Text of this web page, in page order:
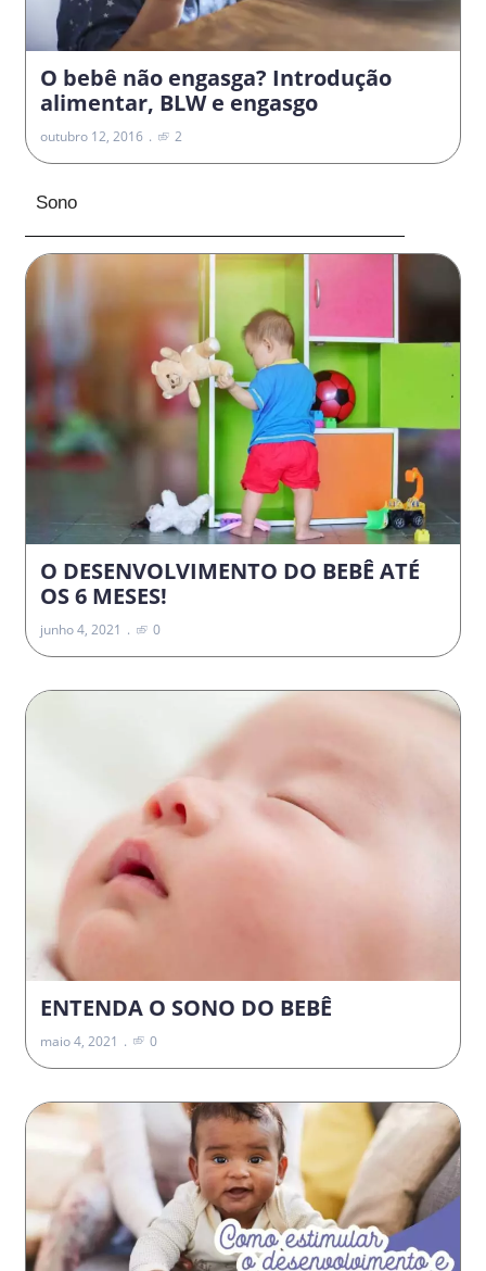
O bebê não engasga? Introdução
alimentar, BLW e engasgo
outubro 12, 2016 2
Sono
O DESENVOLVIMENTO DO BEBÊ ATÉ
OS 6 MESES!
junho 4, 2021 0
ENTENDA O SONO DO BEBÊ
maio 4, 2021 0